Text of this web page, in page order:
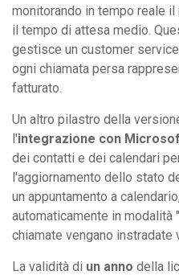
monitorando in tempo reale
il tempo di attesa medio.
gestisce un customer
ogni chiamata persa
fatturato.
Un altro pilastro della
l'integrazione con
dei contatti e dei calendari
l'aggiornamento dello stato
un appuntamento a
automaticamente in modalità
chiamate vengano instradate
La validità di un anno della